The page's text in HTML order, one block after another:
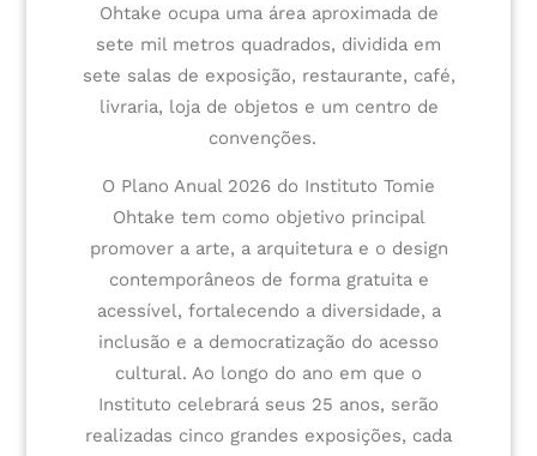
Ohtake ocupa uma área aproximada de
sete mil metros quadrados, dividida em
sete salas de exposição, restaurante, café,
livraria, loja de objetos e um centro de
convenções.
O Plano Anual 2026 do Instituto Tomie
Ohtake tem como objetivo principal
promover a arte, a arquitetura e o design
contemporâneos de forma gratuita e
acessível, fortalecendo a diversidade, a
inclusão e a democratização do acesso
cultural. Ao longo do ano em que o
Instituto celebrará seus 25 anos, serão
realizadas cinco grandes exposições, cada